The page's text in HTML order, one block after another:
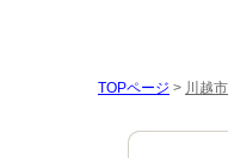
TOPページ > 川越